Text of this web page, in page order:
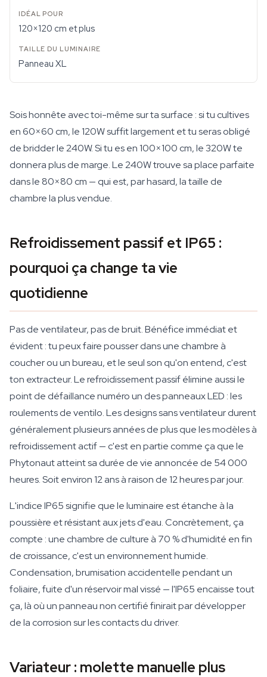
120×120 cm et plus
Panneau XL
Sois honnête avec toi-même sur ta surface : si tu cultives
en 60×60 cm, le 120W suffit largement et tu seras obligé
de bridder le 240W. Si tu es en 100×100 cm, le 320W te
donnera plus de marge. Le 240W trouve sa place parfaite
dans le 80×80 cm — qui est, par hasard, la taille de
chambre la plus vendue.
Refroidissement passif et IP65 :
pourquoi ça change ta vie
quotidienne
Pas de ventilateur, pas de bruit. Bénéfice immédiat et
évident : tu peux faire pousser dans une chambre à
coucher ou un bureau, et le seul son qu'on entend, c'est
ton extracteur. Le refroidissement passif élimine aussi le
point de défaillance numéro un des panneaux LED : les
roulements de ventilo. Les designs sans ventilateur durent
généralement plusieurs années de plus que les modèles à
refroidissement actif — c'est en partie comme ça que le
Phytonaut atteint sa durée de vie annoncée de 54 000
heures. Soit environ 12 ans à raison de 12 heures par jour.
L'indice IP65 signifie que le luminaire est étanche à la
poussière et résistant aux jets d'eau. Concrètement, ça
compte : une chambre de culture à 70 % d'humidité en fin
de croissance, c'est un environnement humide.
Condensation, brumisation accidentelle pendant un
foliaire, fuite d'un réservoir mal vissé — l'IP65 encaisse tout
ça, là où un panneau non certifié finirait par développer
de la corrosion sur les contacts du driver.
Variateur : molette manuelle plus